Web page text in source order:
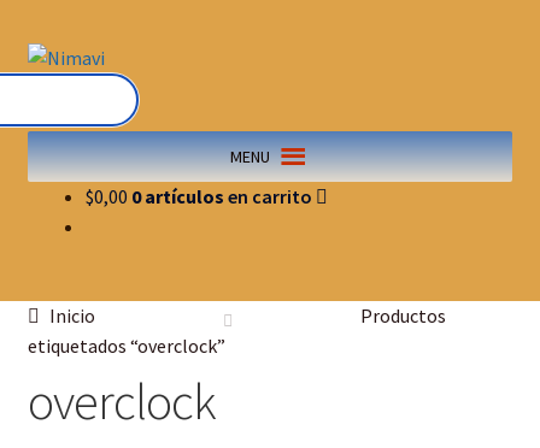
MENU
$0,00 0 artículos
Inicio
Productos
etiquetados “overclock”
overclock